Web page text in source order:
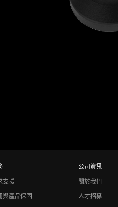
支援
與產品保固
公司資訊
關於我們
人才招募